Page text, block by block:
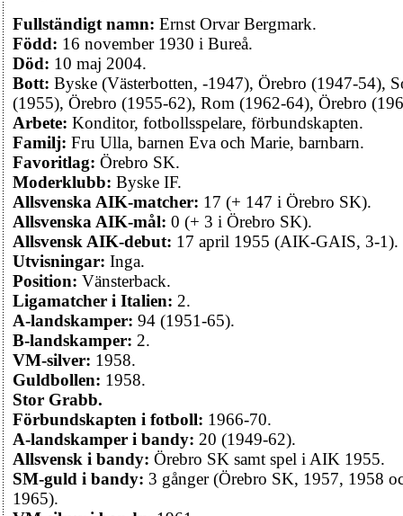
Fullständigt namn: Ernst Orvar Bergmark.
Född: 16 november 1930 i Bureå.
Död: 10 maj 2004.
Bott: Byske (Västerbotten, -1947), Örebro (1947-54),
(1955), Örebro (1955-62), Rom (1962-64), Örebro
Arbete: Konditor, fotbollsspelare, förbundskapten.
Familj: Fru Ulla, barnen Eva och Marie, barnbarn.
Favoritlag: Örebro SK.
Moderklubb: Byske IF.
Allsvenska AIK-matcher: 17 (+ 147 i Örebro SK).
Allsvenska AIK-mål: 0 (+ 3 i Örebro SK).
Allsvensk AIK-debut: 17 april 1955 (AIK-GAIS, 3-1).
Utvisningar: Inga.
Position: Vänsterback.
Ligamatcher i Italien: 2.
A-landskamper: 94 (1951-65).
B-landskamper: 2.
VM-silver: 1958.
Guldbollen: 1958.
Stor Grabb.
Förbundskapten i fotboll: 1966-70.
A-landskamper i bandy: 20 (1949-62).
Allsvensk i bandy: Örebro SK samt spel i AIK 1955.
SM-guld i bandy: 3 gånger (Örebro SK, 1957, 1958
1965).